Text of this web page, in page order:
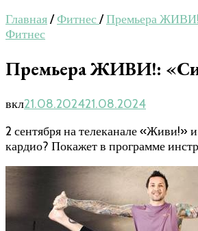
Главная/Фитнес/Премьера ЖИВИ!:
Фитнес
Премьера ЖИВИ!:
вкл21.08.202421.08.2024
2 сентября на телеканале «Живи!»
кардио? Покажет в программе